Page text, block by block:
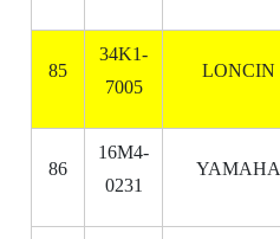
85
34K1-
7005
LONCIN
86
16M4-
0231
YAMAHA